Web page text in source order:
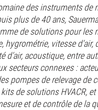
des instruments de
plus de 40 ans,
de solutions pour les
vitesse d’air,
d’air, acoustique, entre
secteurs connexes :
pompes de relevage de
de solutions HVACR,
et de contrôle de la